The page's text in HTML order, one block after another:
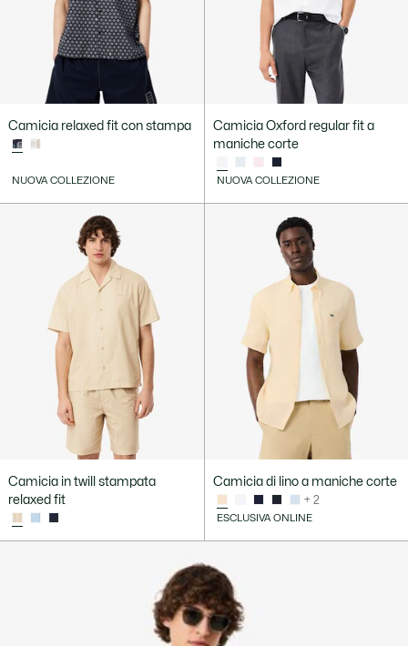
Camicia relaxed fit con stampa
NUOVA COLLEZIONE
Camicia Oxford regular fit a
maniche corte
NUOVA COLLEZIONE
Camicia in twill stampata
relaxed fit
Camicia di lino a maniche corte
+ 2
ESCLUSIVA ONLINE